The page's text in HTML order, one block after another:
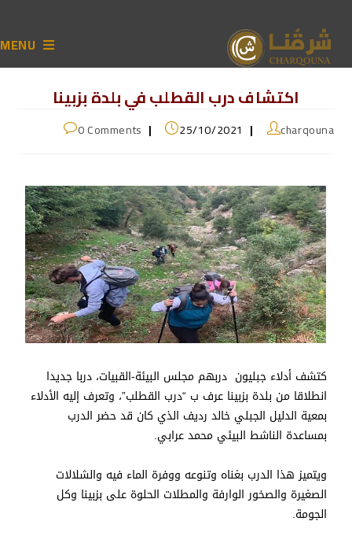
MENU
اكتشاف درب القطلب في بلدة بزبينا
charqouna
25/10/2021
0 Comments
كتشف أدلاء جبليون دربهم مجلس البيئة-القبيات، دربا جديدا
انطلاقا من بلدة بزبينا عرف ب “درب القطلب”، وتعرف إليه الأدلاء
بمعية الدليل الجبلي خالد رديف الذي كان قد حضر الدرب
بمساعدة الناشط البيئي محمد عرابي.
ويتميز هذا الدرب بغناه وتنوعه ووفرة الماء فيه والشلالات
الصغيرة والصخور الوارفة والمطلات الحلوة على بزبينا وكل
الجومة.